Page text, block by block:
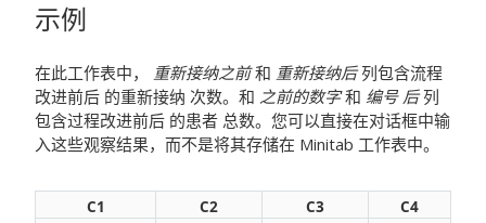
示例
在此工作表中， 重新接纳之前和 重新接纳后列包含流程
改进前后 的重新接纳 次数。和 之前的数字和 编号 后列
包含过程改进前后 的患者 总数。您可以直接在对话框中输
入这些观察结果，而不是将其存储在 Minitab 工作表中。
C1 C2 C3
C4